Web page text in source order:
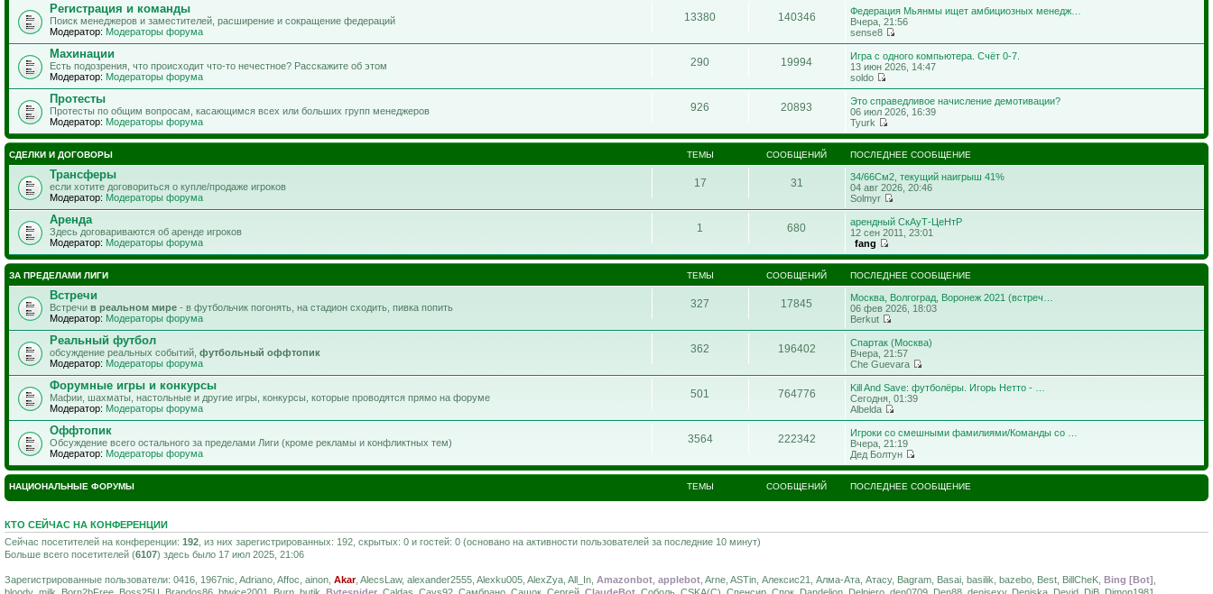
Регистрация и команды
Поиск менеджеров и заместителей, расширение и сокращение федераций
Модератор: Модераторы форума
13380 140346
Федерация Мьянмы ищет амбициозных менедж…
Вчера, 21:56
sense8
Махинации
Есть подозрения, что происходит что-то нечестное? Расскажите об этом
Модератор: Модераторы форума
290 19994
Игра с одного компьютера. Счёт 0-7.
13 июн 2026, 14:47
soldo
Протесты
Протесты по общим вопросам, касающимся всех или больших групп менеджеров
Модератор: Модераторы форума
926 20893
Это справедливое начисление демотивации?
06 июл 2026, 16:39
Tyurk
СДЕЛКИ И ДОГОВОРЫ ТЕМЫ СООБЩЕНИЙ ПОСЛЕДНЕЕ СООБЩЕНИЕ
Трансферы
если хотите договориться о купле/продаже игроков
Модератор: Модераторы форума
17 31
34/66См2, текущий наигрыш 41%
04 авг 2026, 20:46
Solmyr
Аренда
Здесь договариваются об аренде игроков
Модератор: Модераторы форума
1 680
арендный СкАуТ-ЦеНтР
12 сен 2011, 23:01
fang
ЗА ПРЕДЕЛАМИ ЛИГИ ТЕМЫ СООБЩЕНИЙ ПОСЛЕДНЕЕ СООБЩЕНИЕ
Встречи
Встречи в реальном мире - в футбольчик погонять, на стадион сходить, пивка попить
Модератор: Модераторы форума
327 17845
Москва, Волгоград, Воронеж 2021 (встреч…
06 фев 2026, 18:03
Berkut
Реальный футбол
обсуждение реальных событий, футбольный оффтопик
Модератор: Модераторы форума
362 196402
Спартак (Москва)
Вчера, 21:57
Che Guevara
Форумные игры и конкурсы
Мафии, шахматы, настольные и другие игры, конкурсы, которые проводятся прямо на форуме
Модератор: Модераторы форума
501 764776
Kill And Save: футболёры. Игорь Нетто - …
Сегодня, 01:39
Albelda
Оффтопик
Обсуждение всего остального за пределами Лиги (кроме рекламы и конфликтных тем)
Модератор: Модераторы форума
3564 222342
Игроки со смешными фамилиями/Команды со …
Вчера, 21:19
Дед Болтун
НАЦИОНАЛЬНЫЕ ФОРУМЫ ТЕМЫ СООБЩЕНИЙ ПОСЛЕДНЕЕ СООБЩЕНИЕ
КТО СЕЙЧАС НА КОНФЕРЕНЦИИ
Сейчас посетителей на конференции: 192 , из них зарегистрированных: 192, скрытых: 0 и гостей: 0 (основано на активности пользователей за последние 10 минут)
Больше всего посетителей (6107) здесь было 17 июл 2025, 21:06
Зарегистрированные пользователи: 0416, 1967nic, Adriano, Affoc, ainon, Akar, AlecsLaw, alexander2555, Alexku005, AlexZya, All_In, Amazonbot applebot , Arne, ASTin, Алексис21, Алма-Ата, Атасу, Bagram, Basai, basilik, bazebo, Best, BillCheK, Bing [Bot]
bloody_milk, Born2bFree, Boss25U, Brandos86, btwice2001, Burn, butik, Bytespider , Caldas, Cavs92, Самбрано, Сашок, Сергей, ClaudeBot , Соболь, CSKA(C), Спенсир, Спок, Dandelion, Delpiero, den0709, Den88, denisexy, Deniska, Devid, DiB, Dimon1981,